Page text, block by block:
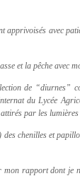
avec
et la pêche avec
de “diurnes”
du Lycée
par les lumières
chenilles et
mon rapport dont je